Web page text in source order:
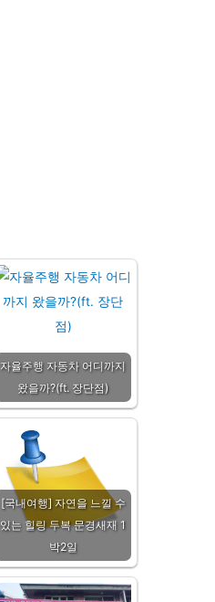
자율주행 자동차 어디까지
왔을까?(ft. 장단점)
[국내여행] 자연을 느낄 수
있는 힐링 두복 문경새재 1
박2일